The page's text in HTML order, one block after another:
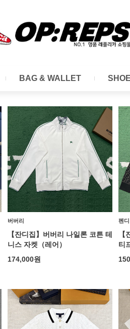
BAG & WALLET
버버리
【잔디집】버버리 나일론 코튼 테
니스 자켓（레어）
174,000원
펜디
티
PagePage